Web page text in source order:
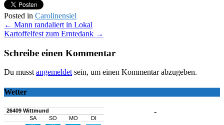
Posted in Carolinensiel
Post
navigation
← Mann randaliert in Lokal
Kartoffelfest zum Erntedank →
Schreibe einen Kommentar
Du musst angemeldet sein, um einen Kommentar abzugeben.
Wetter
-